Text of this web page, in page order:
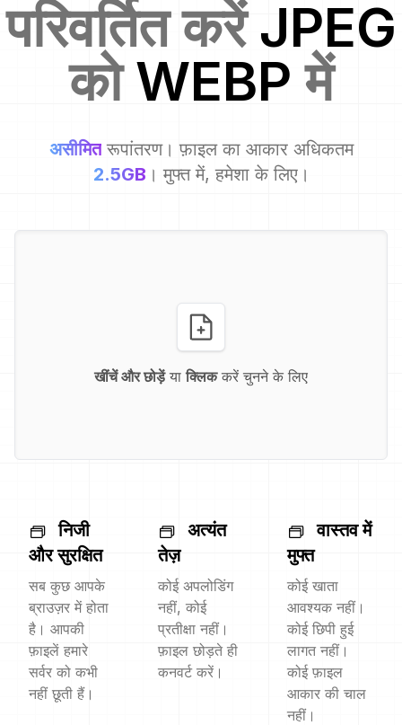
परिवर्तित करेंJPEG
को WEBP में
असीमित रूपांतरण। फ़ाइल का आकार अधिकतम
2.5GB । मुफ्त में, हमेशा के लिए।
खींचें और छोड़ेंया क्लिककरें चुनने के लिए
निजी
और सुरक्षित
सब कुछ आपके
ब्राउज़र में होता
है। आपकी
फ़ाइलें हमारे
सर्वर को कभी
नहीं छूती हैं।
अत्यंत
तेज़
कोई अपलोडिंग
नहीं, कोई
प्रतीक्षा नहीं।
फ़ाइल छोड़ते ही
कनवर्ट करें।
वास्तव में
मुफ्त
कोई खाता
आवश्यक नहीं।
कोई छिपी हुई
लागत नहीं।
कोई फ़ाइल
आकार की चाल
नहीं।